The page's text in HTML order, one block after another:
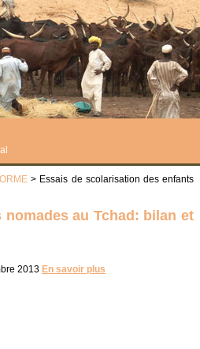
> Essais de scolarisation des enfants
au Tchad: bilan et
2013 En savoir plus